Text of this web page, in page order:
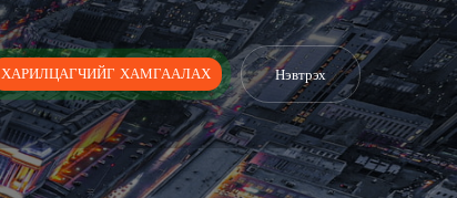
ХАРИЛЦАГЧИЙГ ХАМГААЛАХ Нэвтрэх